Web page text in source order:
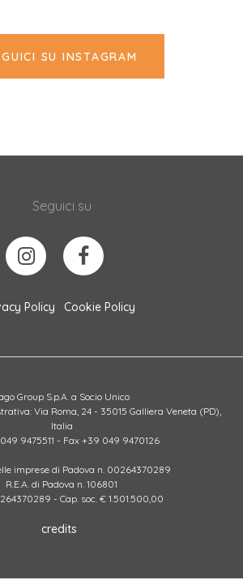
SU INSTAGRAM
Seguici su
Policy Cookie Policy
Group S.p.A. a Socio Unico
Via Roma, 24 - 35015 Galliera Veneta (PD),
Italia
9475511 - Fax +39 049 9470126
imprese di Padova n. 00264370289
R.E.A. di Padova n. 106801
- Cap. soc. € 1.501.500,00
credits